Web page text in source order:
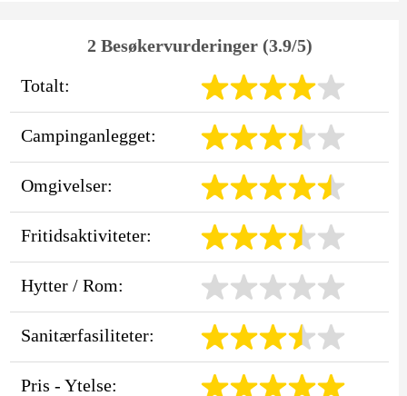
2 Besøkervurderinger (3.9/5)
Totalt:
Campinganlegget:
Omgivelser:
Fritidsaktiviteter:
Hytter / Rom:
Sanitærfasiliteter:
Pris - Ytelse: